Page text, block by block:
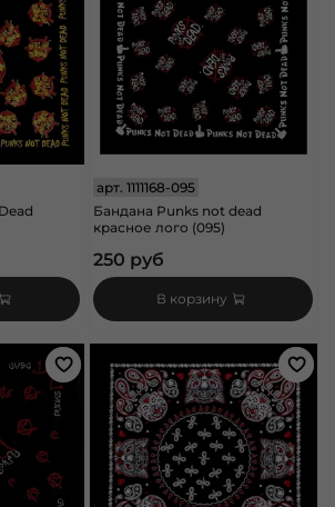
арт.1111168-095
Бандана Punks not dead
красное лого (095)
250 руб
В корзину